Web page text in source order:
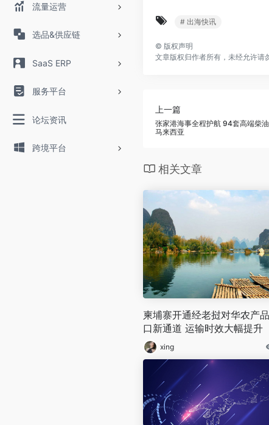
流量运营
选品&供应链
SaaS ERP
服务平台
论坛资讯
跨境平台
# 出海快讯
© 版权声明
文章版权归作者所有，未经允许请
上一篇
张家港海事全程护航 94套高端柴
马来西亚
相关文章
柬埔寨开通经老挝对华农产
口新通道 运输时效大幅提升
xing